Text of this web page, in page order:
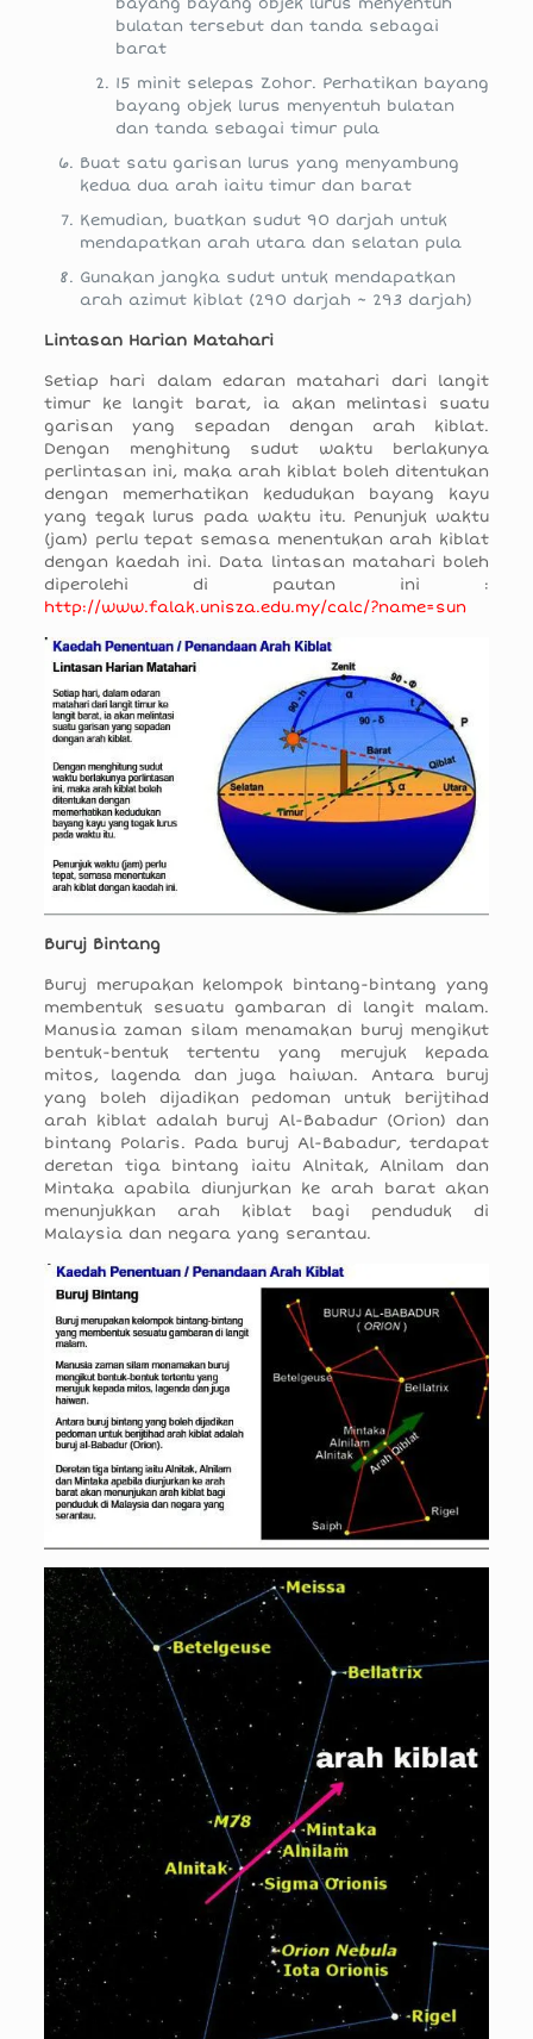
bulatan tersebut dan tanda sebagai
barat
15 minit selepas Zohor. Perhatikan bayang
bayang objek lurus menyentuh bulatan
dan tanda sebagai timur pula
Buat satu garisan lurus yang menyambung
kedua dua arah iaitu timur dan barat
Kemudian, buatkan sudut 90 darjah untuk
mendapatkan arah utara dan selatan pula
Gunakan jangka sudut untuk mendapatkan
arah azimut kiblat (290 darjah ~ 293 darjah)
Lintasan Harian Matahari
Setiap hari dalam edaran matahari dari langit
timur ke langit barat, ia akan melintasi suatu
garisan yang sepadan dengan arah kiblat.
Dengan menghitung sudut waktu berlakunya
perlintasan ini, maka arah kiblat boleh ditentukan
dengan memerhatikan kedudukan bayang kayu
yang tegak lurus pada waktu itu. Penunjuk waktu
(jam) perlu tepat semasa menentukan arah kiblat
dengan kaedah ini. Data lintasan matahari boleh
diperolehi di pautan ini :
http://www.falak.unisza.edu.my/calc/?name=sun
Buruj Bintang
Buruj merupakan kelompok bintang-bintang yang
membentuk sesuatu gambaran di langit malam.
Manusia zaman silam menamakan buruj mengikut
bentuk-bentuk tertentu yang merujuk kepada
mitos, lagenda dan juga haiwan. Antara buruj
yang boleh dijadikan pedoman untuk berijtihad
arah kiblat adalah buruj Al-Babadur (Orion) dan
bintang Polaris. Pada buruj Al-Babadur, terdapat
deretan tiga bintang iaitu Alnitak, Alnilam dan
Mintaka apabila diunjurkan ke arah barat akan
menunjukkan arah kiblat bagi penduduk di
Malaysia dan negara yang serantau.